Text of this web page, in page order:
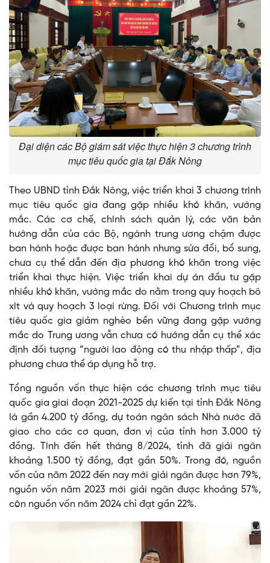
Time
Đại diện các Bộ giám sát việc thực hiện 3 chương trình
mục tiêu quốc gia tại Đắk Nông
Theo UBND tỉnh Đắk Nông, việc triển khai 3 chương trình
mục tiêu quốc gia đang gặp nhiều khó khăn, vướng
mắc. Các cơ chế, chính sách quản lý, các văn bản
hướng dẫn của các Bộ, ngành trung ương chậm được
ban hành hoặc được ban hành nhưng sửa đổi, bổ sung,
chưa cụ thể dẫn đến địa phương khó khăn trong việc
triển khai thực hiện. Việc triển khai dự án đầu tư gặp
nhiều khó khăn, vướng mắc do nằm trong quy hoạch bô
xít và quy hoạch 3 loại rừng. Đối với Chương trình mục
tiêu quốc gia giảm nghèo bền vững đang gặp vướng
mắc do Trung ương vẫn chưa có hướng dẫn cụ thể xác
định đối tượng “người lao động có thu nhập thấp”, địa
phương chưa thể áp dụng hỗ trợ.
Tổng nguồn vốn thực hiện các chương trình mục tiêu
quốc gia giai đoạn 2021-2025 dự kiến tại tỉnh Đắk Nông
là gần 4.200 tỷ đồng, dự toán ngân sách Nhà nước đã
giao cho các cơ quan, đơn vị của tỉnh hơn 3.000 tỷ
đồng. Tính đến hết tháng 8/2024, tỉnh đã giải ngân
khoảng 1.500 tỷ đồng, đạt gần 50%. Trong đó, nguồn
vốn của năm 2022 đến nay mới giải ngân được hơn 79%,
nguồn vốn năm 2023 mới giải ngân được khoảng 57%,
còn nguồn vốn năm 2024 chỉ đạt gần 22%.